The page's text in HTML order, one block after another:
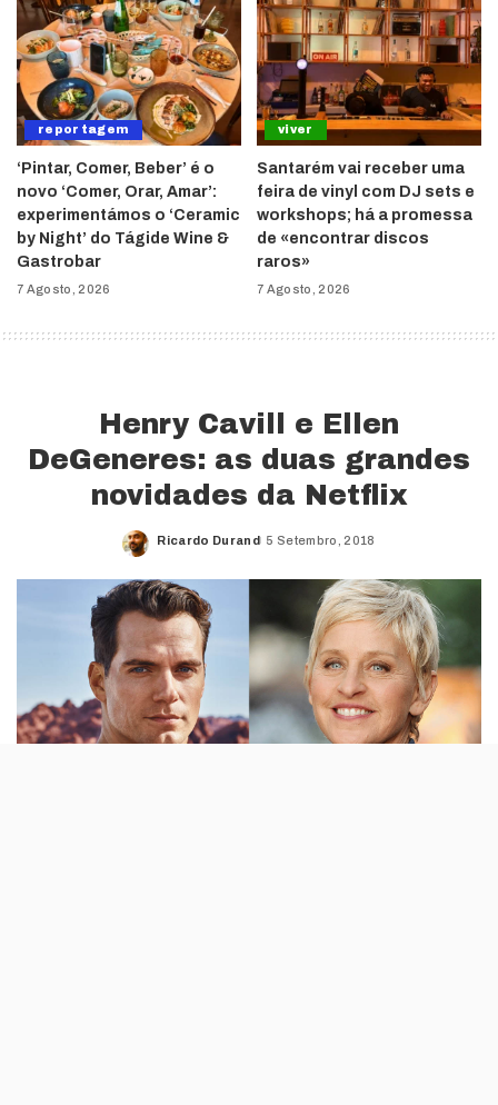
reportagem
‘Pintar, Comer, Beber’ é o
novo ‘Comer, Orar, Amar’:
experimentámos o ‘Ceramic
by Night’ do Tágide Wine &
Gastrobar
7 Agosto, 2026
viver
Santarém vai receber uma
feira de vinyl com DJ sets e
workshops; há a promessa
de «encontrar discos
raros»
7 Agosto, 2026
Henry Cavill e Ellen
DeGeneres: as duas grandes
novidades da Netflix
Posted
Ricardo Durand 5 Setembro, 2018